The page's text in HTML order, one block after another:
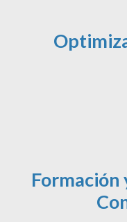
Formación